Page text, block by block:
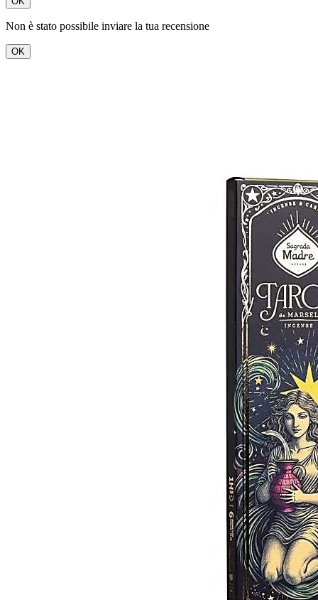
Non è stato possibile inviare la tua recensione
OK